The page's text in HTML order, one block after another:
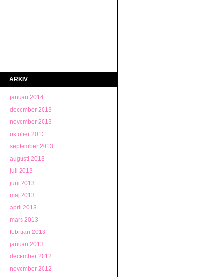
ARKIV
januari 2014
december 2013
november 2013
oktober 2013
september 2013
augusti 2013
juli 2013
juni 2013
maj 2013
april 2013
mars 2013
februari 2013
januari 2013
december 2012
november 2012